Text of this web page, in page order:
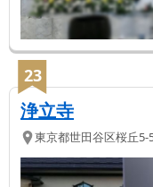
23
浄立寺
東京都世田谷区桜丘5-